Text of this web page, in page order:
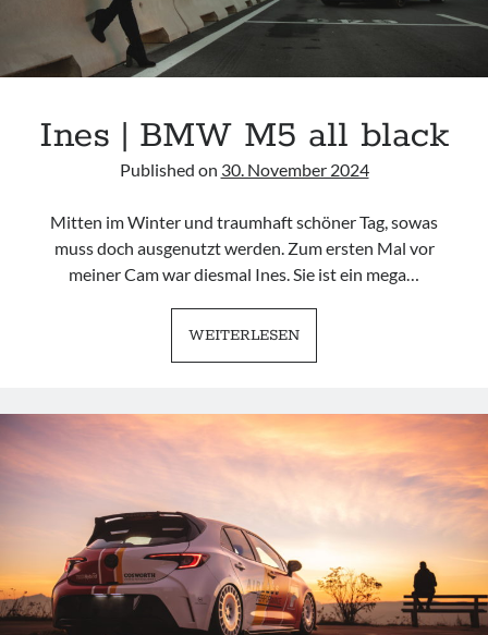
Ines | BMW M5 all black
Published on 30. November 2024
Mitten im Winter und traumhaft schöner Tag, sowas
muss doch ausgenutzt werden. Zum ersten Mal vor
meiner Cam war diesmal Ines. Sie ist ein mega…
WEITERLESENINES
|
M5
ALL
BLACK